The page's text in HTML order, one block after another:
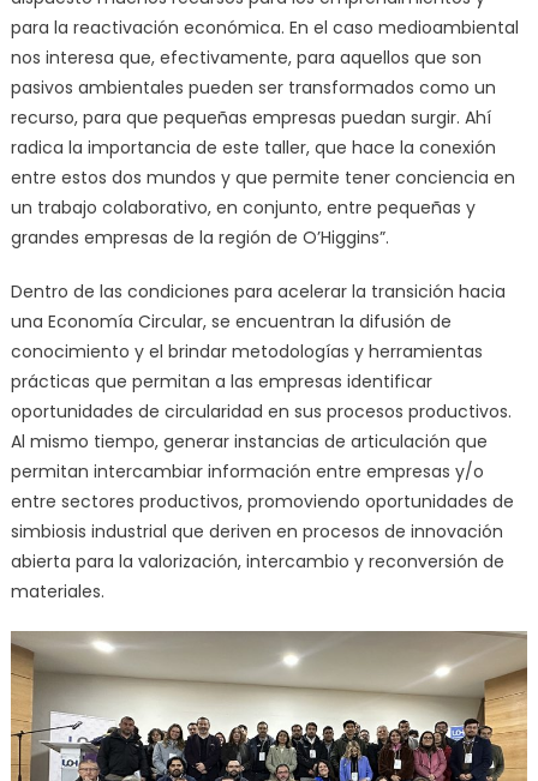
para la reactivación económica. En el caso medioambiental
nos interesa que, efectivamente, para aquellos que son
pasivos ambientales pueden ser transformados como un
recurso, para que pequeñas empresas puedan surgir. Ahí
radica la importancia de este taller, que hace la conexión
entre estos dos mundos y que permite tener conciencia en
un trabajo colaborativo, en conjunto, entre pequeñas y
grandes empresas de la región de O’Higgins”.
Dentro de las condiciones para acelerar la transición hacia
una Economía Circular, se encuentran la difusión de
conocimiento y el brindar metodologías y herramientas
prácticas que permitan a las empresas identificar
oportunidades de circularidad en sus procesos productivos.
Al mismo tiempo, generar instancias de articulación que
permitan intercambiar información entre empresas y/o
entre sectores productivos, promoviendo oportunidades de
simbiosis industrial que deriven en procesos de innovación
abierta para la valorización, intercambio y reconversión de
materiales.